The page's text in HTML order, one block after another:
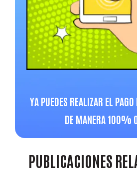
YA PUEDES REALIZAR EL
DE MANERA 100%
PUBLICACIONES